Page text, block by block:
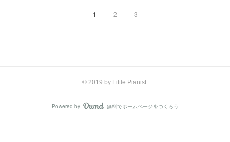
1 2 3
​© 2019 by Little Pianist.
Powered by AmebaOwnd
無料でホームページをつくろう